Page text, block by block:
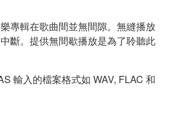
專輯在歌曲間並無間隙。無縫播放
斷。提供無間歇播放是為了聆聽此
輸入的檔案格式如 WAV, FLAC 和